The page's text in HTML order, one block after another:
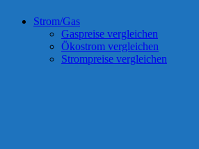
Strom/Gas
Gaspreise vergleichen
Ökostrom vergleichen
Strompreise vergleichen